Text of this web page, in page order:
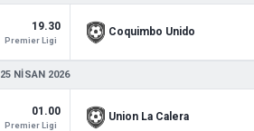
19.30
Premier Ligi
Coquimbo Unido
25 NISAN 2026
01.00
Premier Ligi
Union La Calera